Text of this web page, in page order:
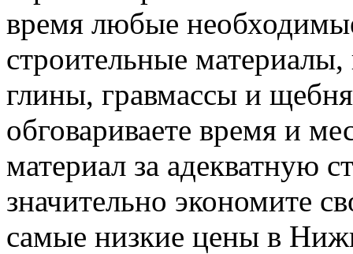
время любые
строительные материалы,
глины, гравмассы и
обговариваете время и
материал за адекватную
значительно экономите
самые низкие цены в